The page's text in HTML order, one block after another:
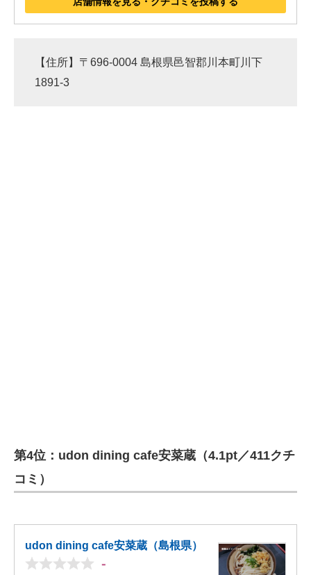
【住所】〒696-0004 島根県邑智郡川本町川下
1891-3
第4位：udon dining cafe安菜蔵（4.1pt／411クチ
コミ）
udon dining cafe安菜蔵（島根県）
-